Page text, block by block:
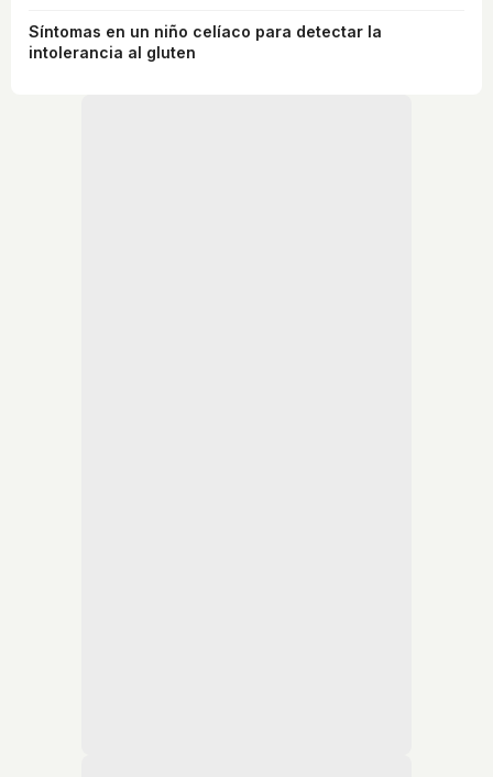
Síntomas en un niño celíaco para detectar la
intolerancia al gluten